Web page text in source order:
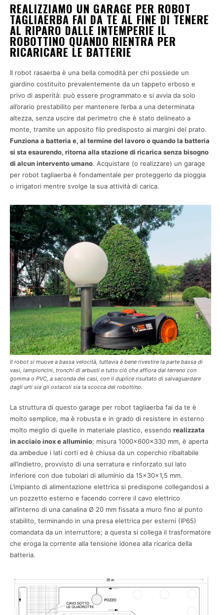
REALIZZIAMO UN GARAGE PER ROBOT
TAGLIAERBA FAI DA TE AL FINE DI TENERE
AL RIPARO DALLE INTEMPERIE IL
ROBOTTINO QUANDO RIENTRA PER
RICARICARE LE BATTERIE
Il robot rasaerba è una bella comodità per chi possiede un
giardino costituito prevalentemente da un tappeto erboso e
privo di asperità: può essere programmato e si avvia da solo
all’orario prestabilito per mantenere l’erba a una determinata
altezza, senza uscire dal perimetro che è stato delineato a
monte, tramite un apposito filo predisposto ai margini del prato.
Funziona a batteria e, al termine del lavoro o quando la batteria
si sta esaurendo, ritorna alla stazione di ricarica senza bisogno
di alcun intervento umano. Acquistare (o realizzare) un garage
per robot tagliaerba è fondamentale per proteggerlo da pioggia
o irrigatori mentre svolge la sua attività di carica.
Il robot si muove a bassa velocità, tuttavia è bene rivestire la parte bassa di
vasi, lampioncini, tronchi di arbusti e tutto ciò che affiora dal terreno con
gomma o PVC, a seconda dei casi, con il duplice risultato di salvaguardare
dagli urti sia gli ostacoli sia la scocca del robottino.
La struttura di questo garage per robot tagliaerba fai da te è
molto semplice, ma è robusta e in grado di resistere in esterno
molto meglio di quelle in materiale plastico, essendo realizzata
in acciaio inox e alluminio; misura 1000x600x330 mm, è aperta
da ambedue i lati corti ed è chiusa da un coperchio ribaltabile
all’indietro, provvisto di una serratura e rinforzato sul lato
inferiore con due tubolari di alluminio da 15x30x1,5 mm.
L’impianto di alimentazione elettrica si predispone collegandosi a
un pozzetto esterno e facendo correre il cavo elettrico
all’interno di una canalina Ø 20 mm fissata a muro fino al punto
stabilito, terminando in una presa elettrica per esterni (IP65)
comandata da un interruttore; a questa si collega il trasformatore
che eroga la corrente alla tensione idonea alla ricarica della
batteria.